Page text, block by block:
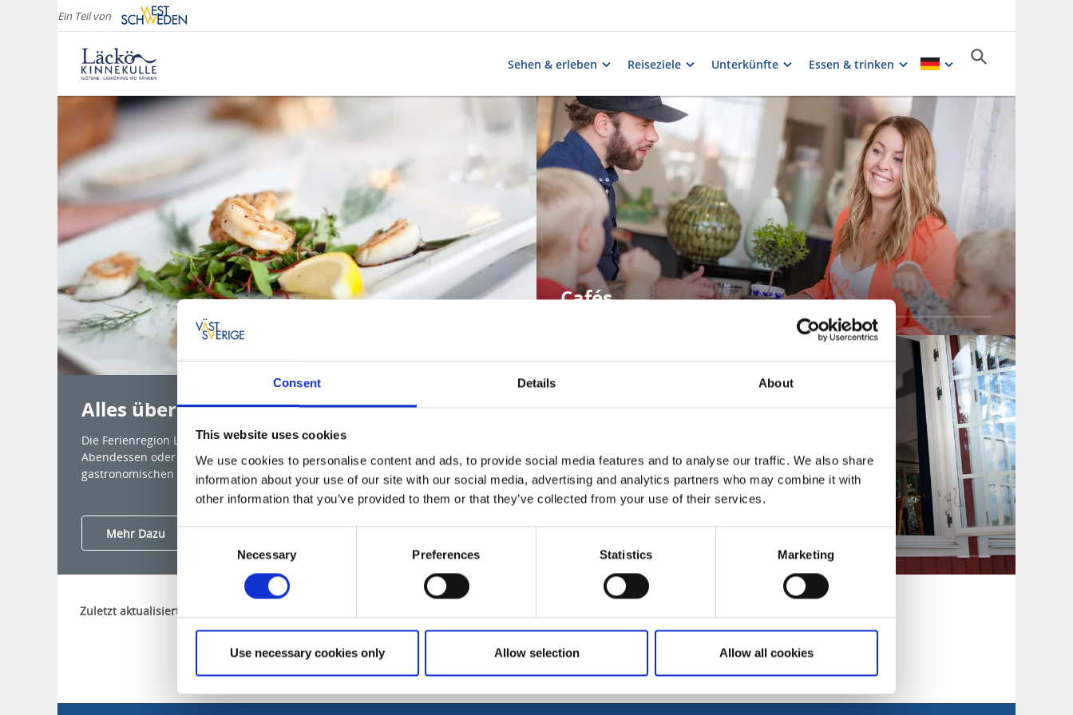
Consent Details About
This website uses cookies
We use cookies to personalise content and ads, to provide social media features and to analyse our traffic. We also share
information about your use of our site with our social media, advertising and analytics partners who may combine it with
other information that you’ve provided to them or that they’ve collected from your use of their services.
Selection
Necessary Preferences Statistics Marketing
Use necessary cookies only Allow selection Allow all cookies
Ein Teil von
Sehen & erleben Reiseziele Unterkünfte Essen & trinken
Alles über Restaurants und Cafés
Die Ferienregion Läckö-Kinnekulle ist etwas für Feinschmecker. Feines
Abendessen oder gemütliche Kaffeepause? In dem umfangreichen
gastronomischen Angebot werden Sie bestimmt fündig
Mehr Dazu
Cafés
Zuletzt aktualisiert am: